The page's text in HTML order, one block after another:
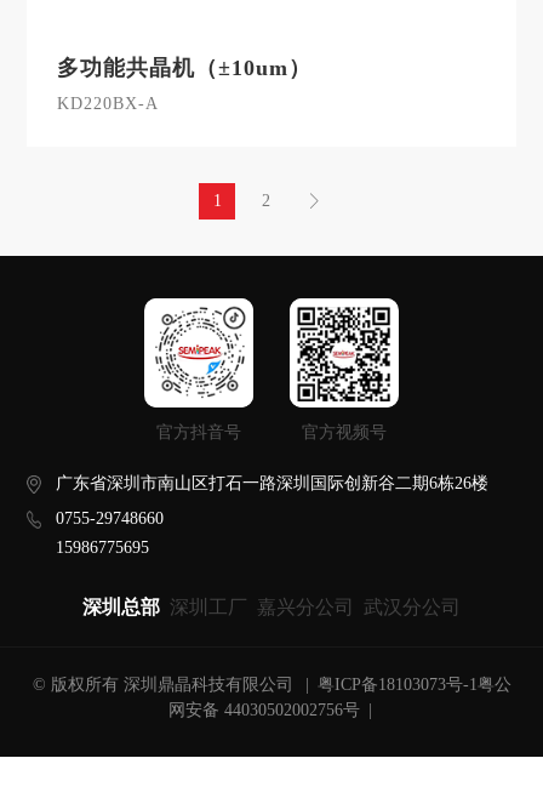
多功能共晶机（±10um）
KD220BX-A
1 2
深圳总部 深圳工厂 嘉兴分公司 武汉分公司
广东省深圳市南山区打石一路深圳国际创新谷二期6栋26楼
0755-29748660
15986775695
官方抖音号 官方视频号
© 版权所有 深圳鼎晶科技有限公司 | 粤ICP备18103073号-1粤公
网安备 44030502002756号 |